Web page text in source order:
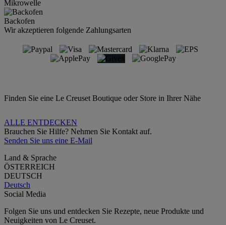
Mikrowelle
Backofen
Wir akzeptieren folgende Zahlungsarten
Finden Sie eine Le Creuset Boutique oder Store in Ihrer Nähe
ALLE ENTDECKEN
Brauchen Sie Hilfe? Nehmen Sie Kontakt auf.
Senden Sie uns eine E-Mail
Land & Sprache
ÖSTERREICH
DEUTSCH
Deutsch
Social Media
Folgen Sie uns und entdecken Sie Rezepte, neue Produkte und
Neuigkeiten von Le Creuset.